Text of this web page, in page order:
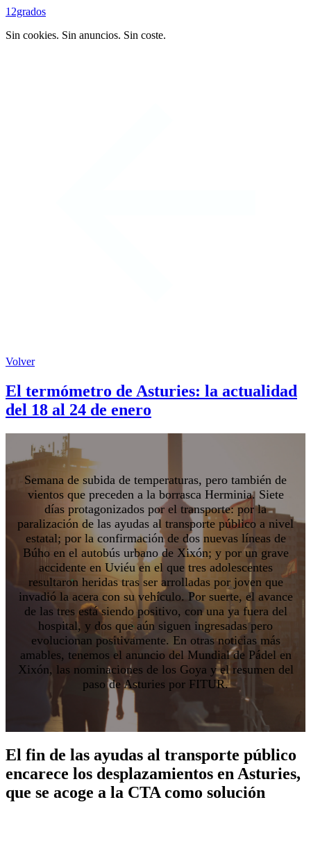
12grados
Sin cookies. Sin anuncios. Sin coste.
Volver
El termómetro de Asturies: la actualidad
del 18 al 24 de enero
Semana de subida de temperaturas, pero también de
vientos que preceden a la borrasca Herminia. Siete
días protagonizados por el transporte: por la
paralización de las ayudas al transporte público a nivel
estatal; por la confirmación de dos nuevas líneas de
Búho en el autobús urbano de Xixón; y por un grave
accidente en Uviéu en el que tres adolescentes
resultaron heridas tras ser arrolladas por joven que
invadió la acera con su vehículo. Por suerte, el avance
de las tres está siendo positivo, con una ya fuera del
hospital, y dos que aún siguen ingresadas pero
evolucionan positivamente. En otras noticias más
amables, tenemos el anuncio del Mundial de Pádel en
Xixón, las nominaciones de los Goya y el resumen del
paso de Asturies por FITUR.
El fin de las ayudas al transporte público
encarece los desplazamientos en Asturies,
que se acoge a la CTA como solución